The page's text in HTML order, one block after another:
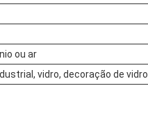
ou ar
vidro, decoração de vidro